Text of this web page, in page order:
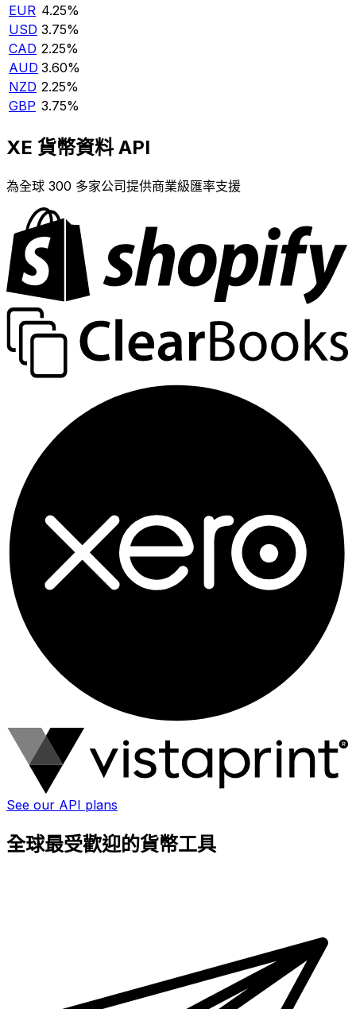
EUR 4.25%
USD 3.75%
CAD 2.25%
AUD 3.60%
NZD 2.25%
GBP 3.75%
XE 貨幣資料 API
為全球 300 多家公司提供商業級匯率支援
See our API plans
全球最受歡迎的貨幣工具